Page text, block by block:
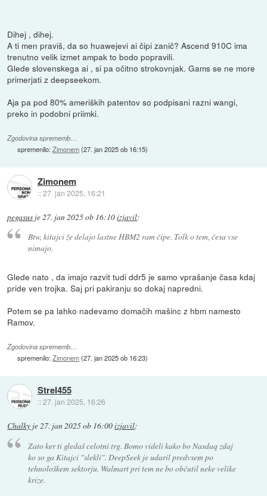
Dihej , dihej.
A ti men praviš, da so huawejevi ai čipi zanič? Ascend 910C ima
trenutno velik izmet ampak to bodo popravili.
Glede slovenskega ai , si pa očitno strokovnjak. Gams se ne more
primerjati z deepseekom.
Aja pa pod 80% ameriških patentov so podpisani razni wangi,
preko in podobni priimki.
Zgodovina sprememb…
spremenilo:Zimonem(27. jan 2025 ob 16:15)
Zimonem
::27. jan 2025, 16:21
pegasus je 27. jan 2025 ob 16:10izjavil:
Btw, kitajci že delajo lastne HBM2 ram čipe. Tolk o tem, česa vse
nimajo.
Glede nato , da imajo razvit tudi ddr5 je samo vprašanje časa kdaj
pride ven trojka. Saj pri pakiranju so dokaj napredni.
Potem se pa lahko nadevamo domačih mašinc z hbm namesto
Ramov.
Zgodovina sprememb…
spremenilo:Zimonem(27. jan 2025 ob 16:23)
Strel455
::27. jan 2025, 16:26
Chalky je27. jan 2025 ob 16:00izjavil:
Zato ker ti gledaš celotni trg. Bomo videli kako bo Nasdaq zdaj
ko so ga Kitajci "slekli". DeepSeek je udaril predvsem po
tehnološkem sektorju. Walmart pri tem ne bo občutil neke velike
krize.